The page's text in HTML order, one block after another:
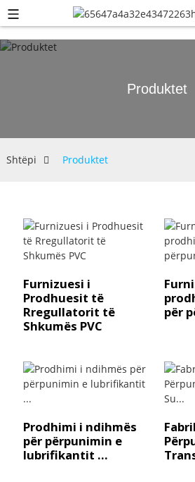
Produktet
Shtëpi Produktet
Furnizuesi i
Prodhuesit të
Rregullatorit të
Shkumës PVC
për
Prodhimi i ndihmës
për përpunimin e
lubrifikantit ...